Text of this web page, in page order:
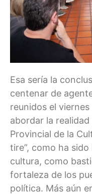
Esa sería la
centenar de
reunidos el
abordar la
Provincial de la
tire”, como ha
cultura, como
fortaleza de los
política. Más aún